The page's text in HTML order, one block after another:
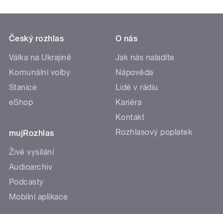
Český rozhlas
Válka na Ukrajině
Komunální volby
Stanice
eShop
mujRozhlas
Živé vysílání
Audioarchiv
Podcasty
Mobilní aplikace
O nás
Jak nás naladíte
Nápověda
Lidé v rádiu
Kariéra
Kontakt
Rozhlasový poplatek